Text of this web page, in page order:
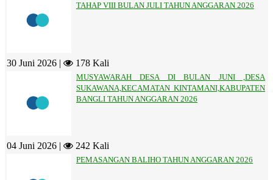
TAHAP VIII BULAN JULI TAHUN ANGGARAN 2026
30 Juni 2026 | 178 Kali
MUSYAWARAH DESA DI BULAN JUNI ,DESA
SUKAWANA,KECAMATAN KINTAMANI,KABUPATEN
BANGLI TAHUN ANGGARAN 2026
04 Juni 2026 | 242 Kali
PEMASANGAN BALIHO TAHUN ANGGARAN 2026